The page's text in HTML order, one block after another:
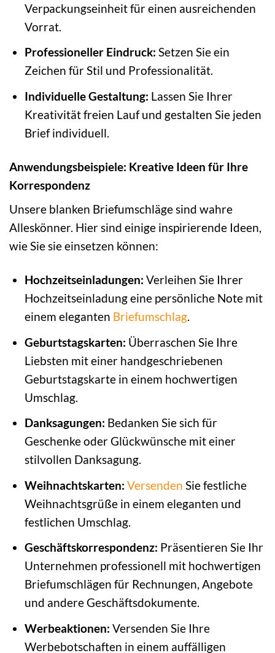
Verpackungseinheit für einen ausreichenden
Vorrat.
Professioneller Eindruck: Setzen Sie ein
Zeichen für Stil und Professionalität.
Individuelle Gestaltung: Lassen Sie Ihrer
Kreativität freien Lauf und gestalten Sie jeden
Brief individuell.
Anwendungsbeispiele: Kreative Ideen für Ihre
Korrespondenz
Unsere blanken Briefumschläge sind wahre
Alleskönner. Hier sind einige inspirierende Ideen,
wie Sie sie einsetzen können:
Hochzeitseinladungen: Verleihen Sie Ihrer
Hochzeitseinladung eine persönliche Note mit
einem eleganten Briefumschlag.
Geburtstagskarten: Überraschen Sie Ihre
Liebsten mit einer handgeschriebenen
Geburtstagskarte in einem hochwertigen
Umschlag.
Danksagungen: Bedanken Sie sich für
Geschenke oder Glückwünsche mit einer
stilvollen Danksagung.
Weihnachtskarten: Versenden Sie festliche
Weihnachtsgrüße in einem eleganten und
festlichen Umschlag.
Geschäftskorrespondenz: Präsentieren Sie Ihr
Unternehmen professionell mit hochwertigen
Briefumschlägen für Rechnungen, Angebote
und andere Geschäftsdokumente.
Werbeaktionen: Versenden Sie Ihre
Werbebotschaften in einem auffälligen